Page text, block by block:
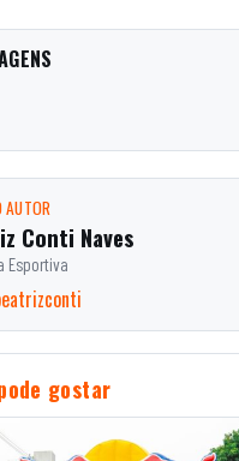
AUTOR
Conti Naves
Esportiva
gostar